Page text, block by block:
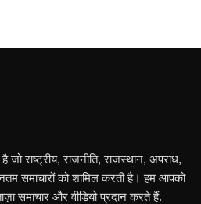
जो राष्ट्रीय, राजनीति, राजस्थान, अपराध,
समाचारों को शामिल करती है। हम आपको
समाचार और वीडियो प्रदान करते हैं.